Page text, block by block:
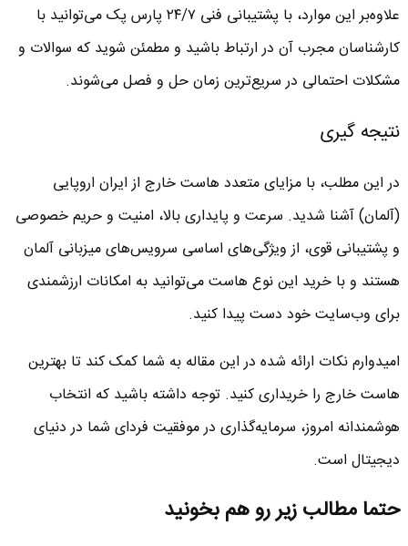
علاوه‌بر این‌ موارد، با پشتیبانی فنی ۲۴/۷ پارس پک می‌توانید با
کارشناسان مجرب آن در ارتباط باشید و مطمئن شوید که سوالات و
مشکلات احتمالی در سریع‌ترین زمان حل و فصل می‌شوند.
نتیجه گیری
در این مطلب، با مزایای متعدد هاست خارج از ایران اروپایی
(آلمان) آشنا شدید. سرعت و پایداری بالا، امنیت و حریم خصوصی
و پشتیبانی قوی، از ویژگی‌های اساسی سرویس‌های میزبانی آلمان
هستند و با خرید این نوع هاست می‌توانید به امکانات ارزشمندی
برای وب‌سایت خود دست پیدا کنید.
امیدوارم نکات ارائه شده در این مقاله به شما کمک کند تا بهترین
هاست خارج را خریداری کنید. توجه داشته باشید که انتخاب
هوشمندانه امروز، سرمایه‌گذاری در موفقیت فردای شما در دنیای
دیجیتال است.
حتما مطالب زیر رو هم بخونید